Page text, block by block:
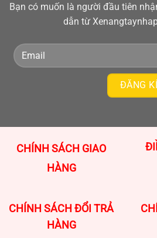
Bạn có muốn là người đầu tiên
dẫn từ
CHÍNH SÁCH GIAO
HÀNG
CHÍNH SÁCH ĐỔI TRẢ
HÀNG